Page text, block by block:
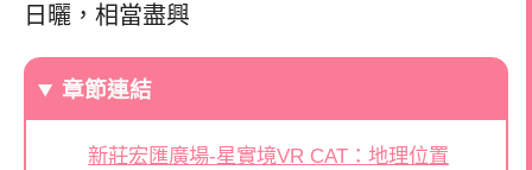
日曬，相當盡興
章節連結
新莊宏匯廣場-星實境VR CAT：地理位置